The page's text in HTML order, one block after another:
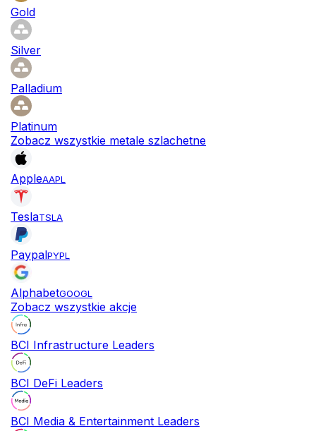
Gold
Silver
Palladium
Platinum
Zobacz wszystkie metale szlachetne
AppleAAPL
TeslaTSLA
PaypalPYPL
AlphabetGOOGL
Zobacz wszystkie akcje
BCI Infrastructure Leaders
BCI DeFi Leaders
BCI Media & Entertainment Leaders